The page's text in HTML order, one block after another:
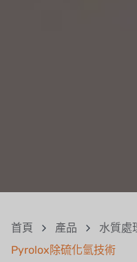
首頁 產品 水質處
Pyrolox除硫化氫技術